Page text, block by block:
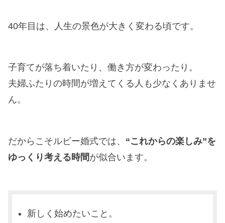
40年目は、人生の景色が大きく変わる頃です。
子育てが落ち着いたり、働き方が変わったり。
夫婦ふたりの時間が増えてくる人も少なくありませ
ん。
だからこそルビー婚式では、 “これからの楽しみ”を
ゆっくり考える時間が似合います。
新しく始めたいこと。